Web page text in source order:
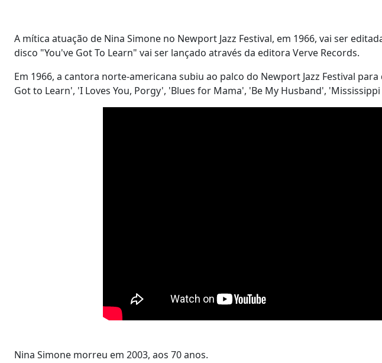
A mítica atuação de Nina Simone no Newport Jazz Festival, em 1966, vai ser
disco "You've Got To Learn" vai ser lançado através da editora Verve Records.
Em 1966, a cantora norte-americana subiu ao palco do Newport Jazz Festival
Got to Learn', 'I Loves You, Porgy', 'Blues for Mama', 'Be My Husband',
Nina Simone morreu em 2003, aos 70 anos.